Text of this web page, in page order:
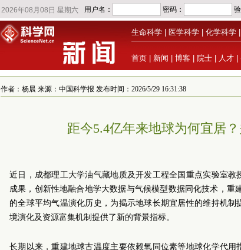
生命科学 医学科学 化学科学
首页 新闻 博客 院士 人才
作者：杨晨 来源：中国科学报 发布时间：2026/5/29 16:31:38
距今5.4亿年来地球为何宜居
近日，成都理工大学油气藏地质及开发工程全国重点实验室
成果，创新性地融合地学大数据与气候模型数据同化技术，
的全球平均气温演化历史，为揭示地球长期宜居性的维持机
境演化及资源富集机制提供了新的背景指标。
长期以来，重建地球古温度主要依赖氧同位素等地球化学代